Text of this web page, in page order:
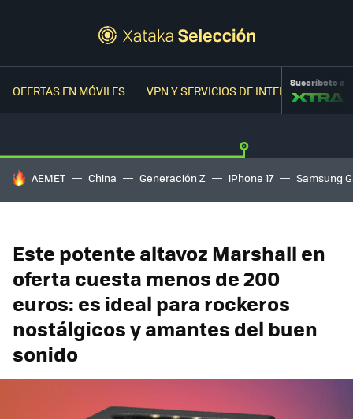
OFERTAS EN MÓVILES VPN Y SERVICIOS DE INTERNETSuscríbete a
HOY SE HABLA DE
AEMET China Generación Z iPhone 17 Samsung
Este potente altavoz Marshall en
oferta cuesta menos de 200
euros: es ideal para rockeros
nostálgicos y amantes del buen
sonido